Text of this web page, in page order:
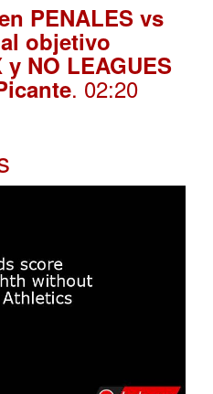
PENALES vs
objetivo
NO LEAGUES
. 02:20